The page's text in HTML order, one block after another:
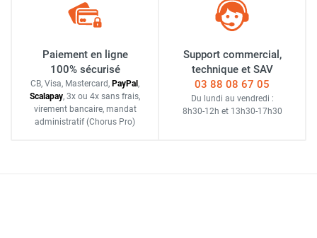
Paiement en ligne
100% sécurisé
CB, Visa, Mastercard, PayPal ,
Scalapay, 3x ou 4x sans frais,
virement bancaire, mandat
administratif (Chorus Pro)
Support commercial,
technique et SAV
03 88 08 67 05
Du lundi au vendredi :
8h30-12h et 13h30-17h30